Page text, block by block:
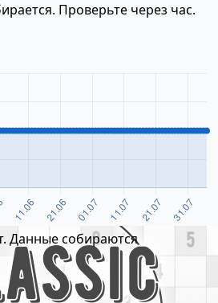
Проверьте через час.
Данные собираются